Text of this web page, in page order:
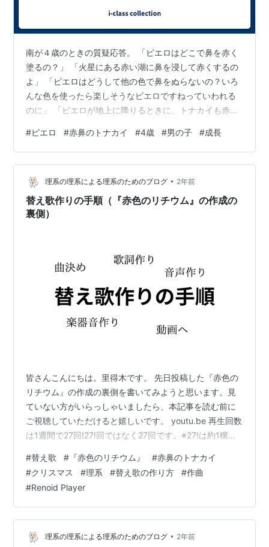
南が４歳のときの質疑応答。 「ピエロはどこで鼻を赤く
塗るの？」 「火星にある赤い湖に鼻を浸して赤くするの
よ」 「ピエロはどうして他の色で鼻をぬらないの？いろ
んな色を使ったら楽しそうなピエロですねっていわれる
のに」 「ピエロが地上に降りるときに、トナカイも赤鼻
して決めたのよ」
#ピエロ #赤鼻のトナカイ #4歳 #男の子 #成長
理系の理系による理系のためのブログ • 2年前
替え歌作りの手順（『赤色のリチウム』の作成の
裏側）
皆さんこんにちは。里得木です。 先日投稿した『赤色の
リチウム』の作成の裏側を書いてみようと思います。見
ていない方がいらっしゃいましたら、本記事を読む前に
ご視聴していただけると嬉しいです。 youtu.be 再生回数
は1週間で27回!27!回ではなく27回です。※27!は約1穣で
たいのですが、YouTubeは難しいということで、納得し
ようと思います。 それでは、本文スタート。替え歌作り
は、 ①曲決め ②歌詞の作成 ③音声の作成 ④楽器音の
作成 ⑤動画へ の順に行うと良いでしょう。それぞれ、
以下で詳しく説明します。 ①曲決め まず、原曲となる
曲…
#替え歌 # 『赤色のリチウム』 #赤鼻のトナカイ
#クリスマス #理系 #替え歌の作り方 #作曲
#Renoid Player
理系の理系による理系のためのブログ • 2年前